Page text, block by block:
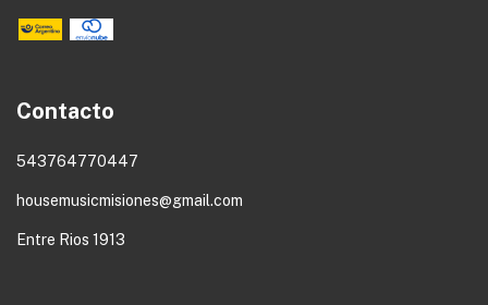
Contacto
543764770447
housemusicmisiones@gmail.com
Entre Rios 1913